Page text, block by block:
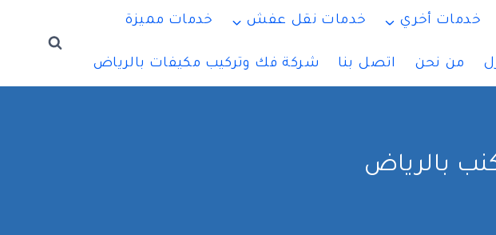
خدمات أخري خدمات نقل عفش خدمات مميزة
من نحن اتصل بنا شركة فك وتركيب مكيفات بالرياض
بالرياض